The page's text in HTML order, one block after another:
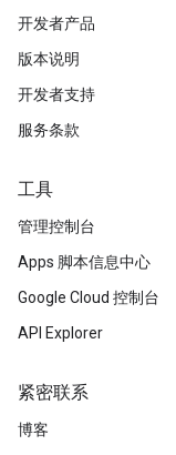
开发者产品
版本说明
开发者支持
服务条款
工具
管理控制台
Apps 脚本信息中心
Google Cloud 控制台
API Explorer
紧密联系
博客